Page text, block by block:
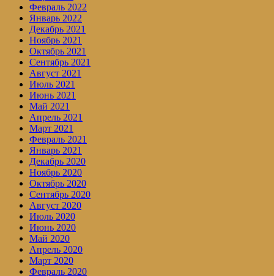
Февраль 2022
Январь 2022
Декабрь 2021
Ноябрь 2021
Октябрь 2021
Сентябрь 2021
Август 2021
Июль 2021
Июнь 2021
Май 2021
Апрель 2021
Март 2021
Февраль 2021
Январь 2021
Декабрь 2020
Ноябрь 2020
Октябрь 2020
Сентябрь 2020
Август 2020
Июль 2020
Июнь 2020
Май 2020
Апрель 2020
Март 2020
Февраль 2020